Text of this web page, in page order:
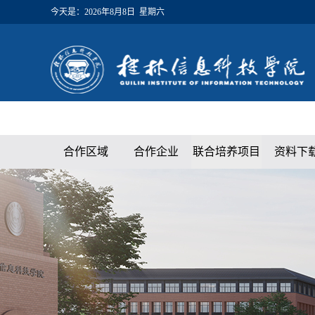
今天是： 2026年8月8日 星期六
合作区域 合作企业 联合培养项目 资料下